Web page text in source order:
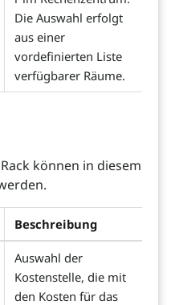
Die Auswahl erfolgt
aus einer
vordefinierten Liste
verfügbarer Räume.
können in diesem
Beschreibung
Auswahl der
Kostenstelle, die mit
den Kosten für das